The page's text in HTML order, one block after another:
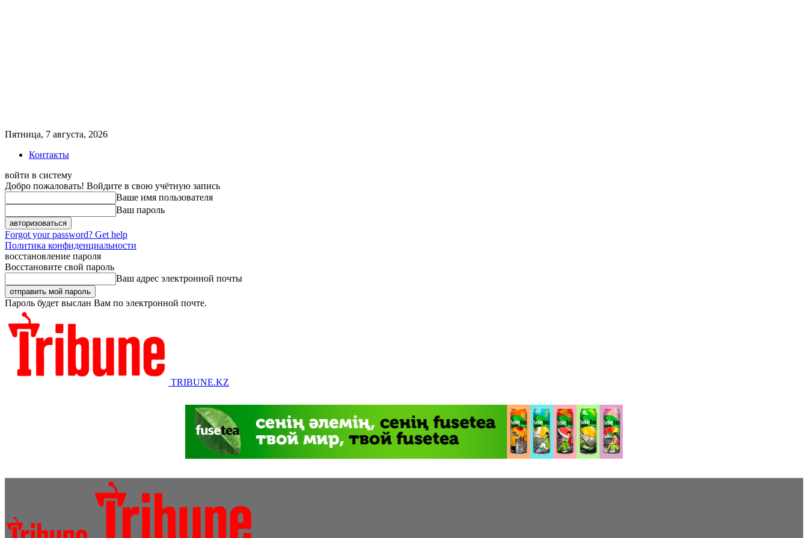
Пятница, 7 августа, 2026
Контакты
войти в систему
Добро пожаловать! Войдите в свою учётную запись
Ваше имя пользователя
Ваш пароль
Forgot your password? Get help
Политика конфиденциальности
восстановление пароля
Восстановите свой пароль
Ваш адрес электронной почты
Пароль будет выслан Вам по электронной почте.
TRIBUNE.KZ